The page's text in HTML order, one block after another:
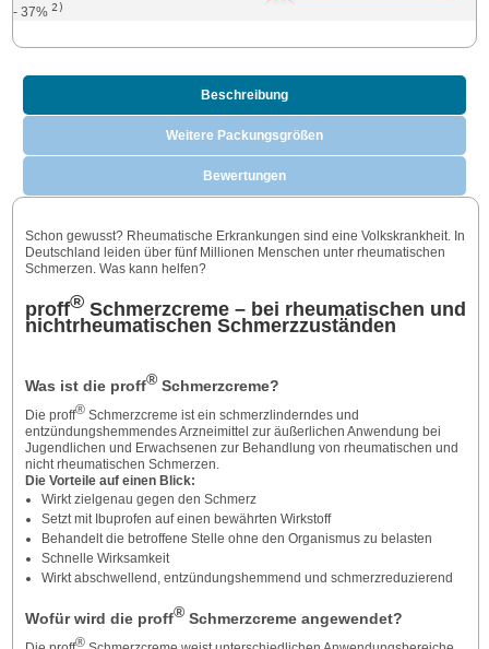
- 37%2)
Beschreibung
Weitere Packungsgrößen
Bewertungen
Schon gewusst? Rheumatische Erkrankungen sind eine Volkskrankheit. In
Deutschland leiden über fünf Millionen Menschen unter rheumatischen
Schmerzen. Was kann helfen?
proff®Schmerzcreme – bei rheumatischen und
nichtrheumatischen Schmerzzuständen
Was ist die proff®Schmerzcreme?
Die proff®Schmerzcreme ist ein schmerzlinderndes und
entzündungshemmendes Arzneimittel zur äußerlichen Anwendung bei
Jugendlichen und Erwachsenen zur Behandlung von rheumatischen und
nicht rheumatischen Schmerzen.
Die Vorteile auf einen Blick:
Wirkt zielgenau gegen den Schmerz
Setzt mit Ibuprofen auf einen bewährten Wirkstoff
Behandelt die betroffene Stelle ohne den Organismus zu belasten
Schnelle Wirksamkeit
Wirkt abschwellend, entzündungshemmend und schmerzreduzierend
Wofür wird die proff®Schmerzcreme angewendet?
®